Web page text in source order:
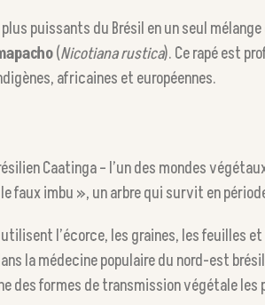
puissants du Brésil en un seul
(Nicotiana rustica). Ce rapé est
africaines et européennes.
Caatinga – l’un des mondes
faux imbu », un arbre qui survit en
l’écorce, les graines, les feuilles
la médecine populaire du nord-est
des formes de transmission végétale